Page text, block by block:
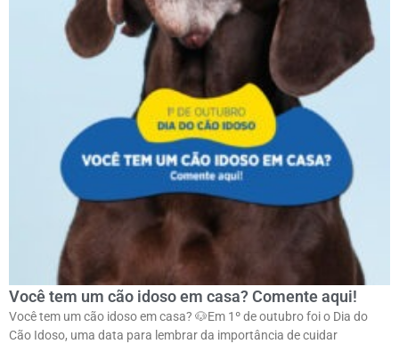
Você tem um cão idoso em casa? Comente aqui!
Você tem um cão idoso em casa? 🐶ㅤEm 1º de outubro foi o Dia do
Cão Idoso, uma data para lembrar da importância de cuidar